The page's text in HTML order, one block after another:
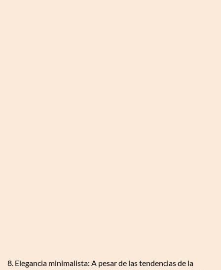
8. Elegancia minimalista: A pesar de las tendencias de la